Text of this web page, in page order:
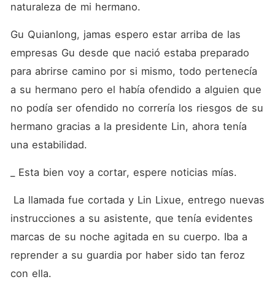
naturaleza de mi hermano.
Gu Quianlong, jamas espero estar arriba de las
empresas Gu desde que nació estaba preparado
para abrirse camino por si mismo, todo pertenecía
a su hermano pero el había ofendido a alguien que
no podía ser ofendido no correría los riesgos de su
hermano gracias a la presidente Lin, ahora tenía
una estabilidad.
_ Esta bien voy a cortar, espere noticias mías.
instrucciones a su asistente, que tenía evidentes
marcas de su noche agitada en su cuerpo. Iba a
reprender a su guardia por haber sido tan feroz
con ella.